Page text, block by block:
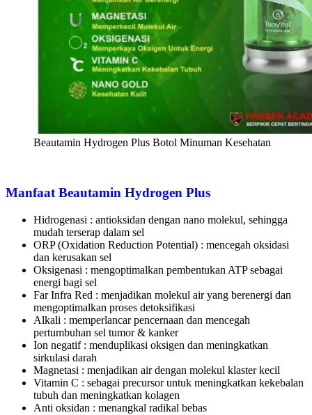
Beautamin Hydrogen Plus Botol Minuman Kesehatan
Manfaat Beautamin Hydrogen Plus
Hidrogenasi : antioksidan dengan nano molekul, sehingga
mudah terserap dalam sel
ORP (Oxidation Reduction Potential) : mencegah oksidasi
dan kerusakan sel
Oksigenasi : mengoptimalkan pembentukan ATP sebagai
energi bagi sel
Far Infra Red : menjadikan molekul air yang berenergi dan
mengoptimalkan proses detoksifikasi
Alkali : memperlancar pencernaan dan mencegah
pertumbuhan sel tumor & kanker
Ion negatif : menduplikasi oksigen dan meningkatkan
sirkulasi darah
Magnetasi : menjadikan air dengan molekul klaster kecil
Vitamin C : sebagai precursor untuk meningkatkan kekebalan
tubuh dan meningkatkan kolagen
Anti oksidan : menangkal radikal bebas